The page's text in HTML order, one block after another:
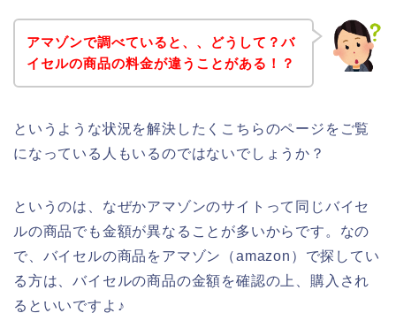
アマゾンで調べていると、、どうして？バ
イセルの商品の料金が違うことがある！？
というような状況を解決したくこちらのページをご覧
になっている人もいるのではないでしょうか？
というのは、なぜかアマゾンのサイトって同じバイセ
ルの商品でも金額が異なることが多いからです。なの
で、バイセルの商品をアマゾン（amazon）で探してい
る方は、バイセルの商品の金額を確認の上、購入され
るといいですよ♪